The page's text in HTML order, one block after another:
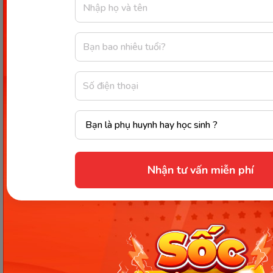
Nhận tư vấn miễn phí
Tư thế ngủ
Tư thế ngủ tốt giúp mẹ bầu có giấc ngủ sâu và
ngon hơn, đồng thời giúp các mạch máu trong cơ
thể không bị chèn ép. Từ đó bà bầu có thể hạn chế
tình trạng hoa mắt, máu không lưu thông dẫn đến